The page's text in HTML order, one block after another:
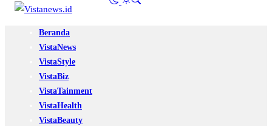
Beranda
VistaNews
VistaStyle
VistaBiz
VistaTainment
VistaHealth
VistaBeauty